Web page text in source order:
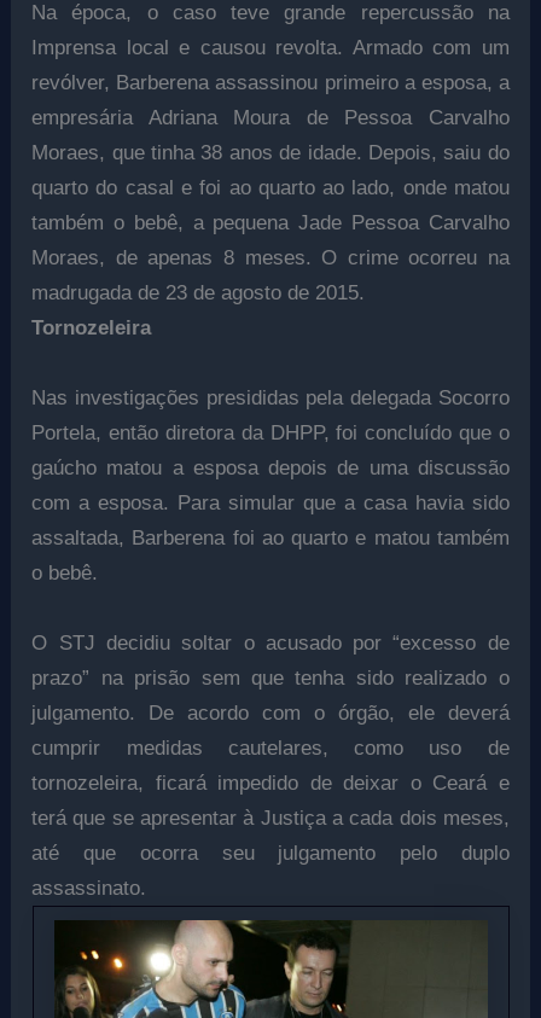
Na época, o caso teve grande repercussão na
Imprensa local e causou revolta. Armado com um
revólver, Barberena assassinou primeiro a esposa, a
empresária Adriana Moura de Pessoa Carvalho
Moraes, que tinha 38 anos de idade. Depois, saiu do
quarto do casal e foi ao quarto ao lado, onde matou
também o bebê, a pequena Jade Pessoa Carvalho
Moraes, de apenas 8 meses. O crime ocorreu na
madrugada de 23 de agosto de 2015.
Tornozeleira
Nas investigações presididas pela delegada Socorro
Portela, então diretora da DHPP, foi concluído que o
gaúcho matou a esposa depois de uma discussão
com a esposa. Para simular que a casa havia sido
assaltada, Barberena foi ao quarto e matou também
o bebê.
O STJ decidiu soltar o acusado por “excesso de
prazo” na prisão sem que tenha sido realizado o
julgamento. De acordo com o órgão, ele deverá
cumprir medidas cautelares, como uso de
tornozeleira, ficará impedido de deixar o Ceará e
terá que se apresentar à Justiça a cada dois meses,
até que ocorra seu julgamento pelo duplo
assassinato.